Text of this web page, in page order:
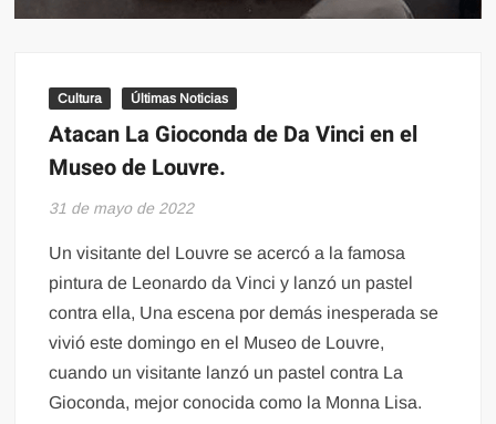
Cultura Últimas Noticias
Atacan La Gioconda de Da Vinci en el
Museo de Louvre.
31 de mayo de 2022
Un visitante del Louvre se acercó a la famosa
pintura de Leonardo da Vinci y lanzó un pastel
contra ella, Una escena por demás inesperada se
vivió este domingo en el Museo de Louvre,
cuando un visitante lanzó un pastel contra La
Gioconda, mejor conocida como la Monna Lisa.